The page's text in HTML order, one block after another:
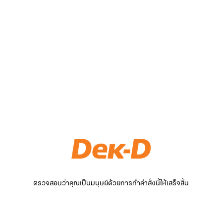
ตรวจสอบว่าคุณเป็นมนุษย์ด้วยการทำคำสั่งนี้ให้เสร็จสิ้น